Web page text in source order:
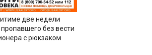
две недели
без вести
с рюкзаком